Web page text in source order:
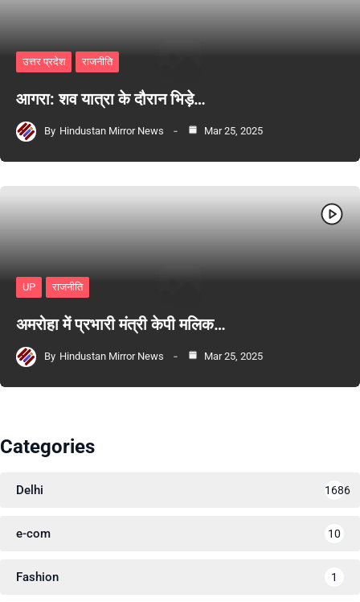
उत्तर प्रदेश राजनीति
आगरा: शव यात्रा के दौरान भिड़े…
By Hindustan Mirror News Mar 25, 2025
UP राजनीति
अमरोहा में प्रभारी मंत्री केपी मलिक…
By Hindustan Mirror News Mar 25, 2025
Categories
Delhi 1686
e-com 10
Fashion 1